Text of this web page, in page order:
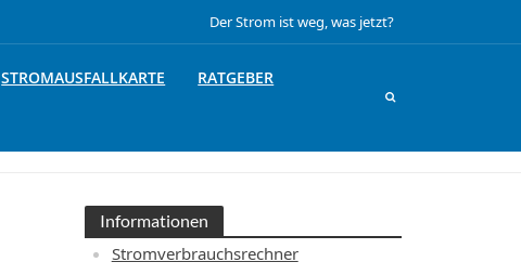
Der Strom ist weg, was jetzt?
STROMAUSFALLKARTE
RATGEBER
Informationen
Stromverbrauchsrechner